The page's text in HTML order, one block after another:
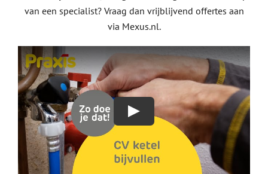
van een specialist? Vraag dan vrijblijvend offertes aan
via Mexus.nl.